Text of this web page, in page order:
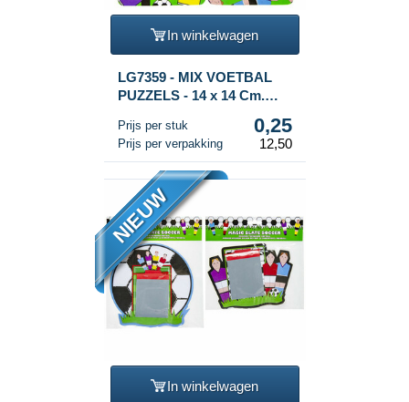
In winkelwagen
LG7359 - MIX VOETBAL
PUZZELS - 14 x 14 Cm.
Prijs per stuk 0,25
Prijs per verpakking 12,50
NIEUW
In winkelwagen